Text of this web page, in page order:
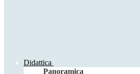
Didattica
Panoramica